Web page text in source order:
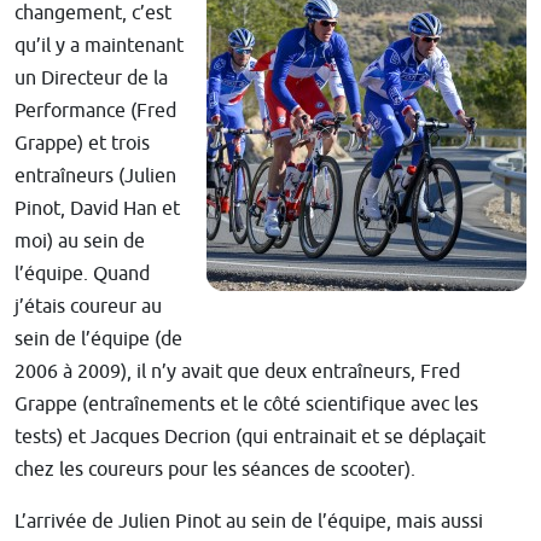
changement, c’est
qu’il y a maintenant
un Directeur de la
Performance (Fred
Grappe) et trois
entraîneurs (Julien
Pinot, David Han et
moi) au sein de
l’équipe. Quand
j’étais coureur au
sein de l’équipe (de
2006 à 2009), il n’y avait que deux entraîneurs, Fred
Grappe (entraînements et le côté scientifique avec les
tests) et Jacques Decrion (qui entrainait et se déplaçait
chez les coureurs pour les séances de scooter).
L’arrivée de Julien Pinot au sein de l’équipe, mais aussi